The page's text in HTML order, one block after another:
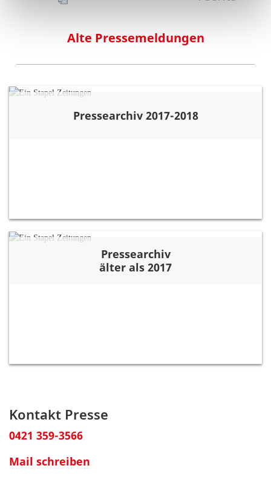
Alte Pressemeldungen
Pressearchiv 2017-2018
Pressearchiv
älter als 2017
Kontakt Presse
0421 359-3566
Mail schreiben